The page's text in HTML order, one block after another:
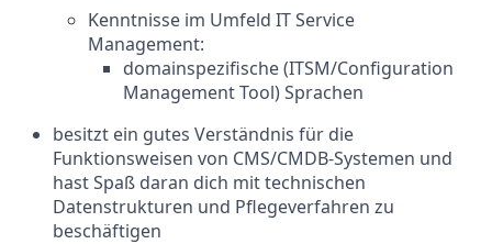
Kenntnisse im Umfeld IT Service
Management:
domainspezifische (ITSM/Configuration
Management Tool) Sprachen
besitzt ein gutes Verständnis für die
Funktionsweisen von CMS/CMDB-Systemen und
hast Spaß daran dich mit technischen
Datenstrukturen und Pflegeverfahren zu
beschäftigen